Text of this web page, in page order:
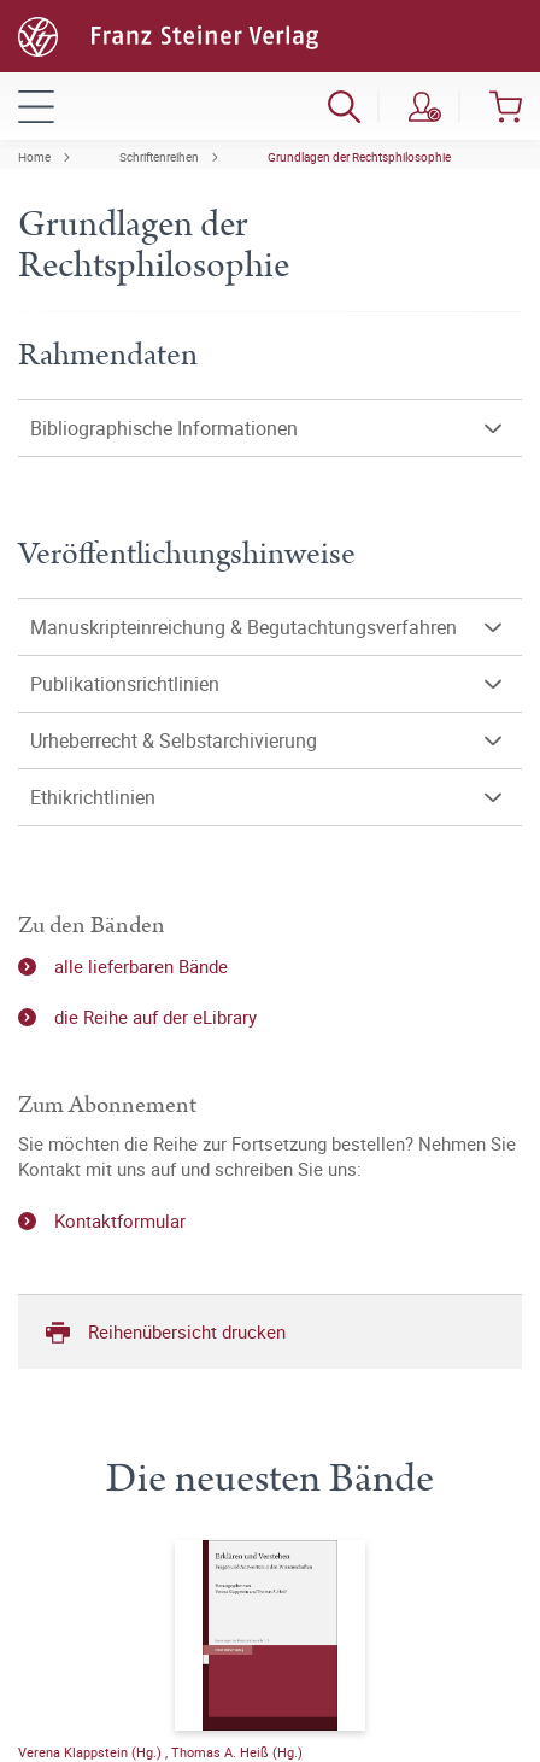
Home Schriftenreihen Grundlagen der Rechtsphilosophie
Grundlagen der
Rechtsphilosophie
Rahmendaten
Bibliographische Informationen
Veröffentlichungshinweise
Manuskripteinreichung & Begutachtungsverfahren
Publikationsrichtlinien
Urheberrecht & Selbstarchivierung
Ethikrichtlinien
Zu den Bänden
alle lieferbaren Bände
die Reihe auf der eLibrary
Zum Abonnement
Sie möchten die Reihe zur Fortsetzung bestellen? Nehmen Sie
Kontakt mit uns auf und schreiben Sie uns:
Kontaktformular
Reihenübersicht drucken
Die neuesten Bände
Verena Klappstein (Hg.) Thomas A. Heiß (Hg.)